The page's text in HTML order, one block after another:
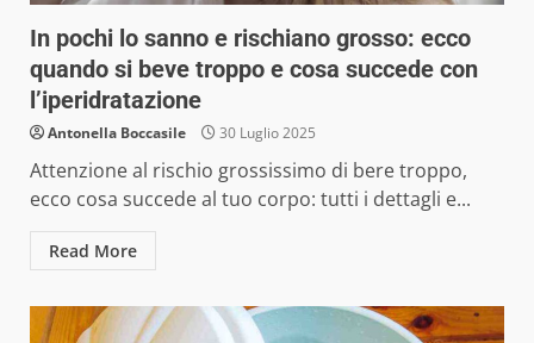
In pochi lo sanno e rischiano grosso: ecco
quando si beve troppo e cosa succede con
l’iperidratazione
Antonella Boccasile 30 Luglio 2025
Attenzione al rischio grossissimo di bere troppo,
ecco cosa succede al tuo corpo: tutti i dettagli e...
Read More